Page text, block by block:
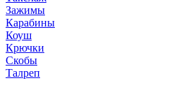
Зажимы
Карабины
Коуш
Крючки
Скобы
Талреп